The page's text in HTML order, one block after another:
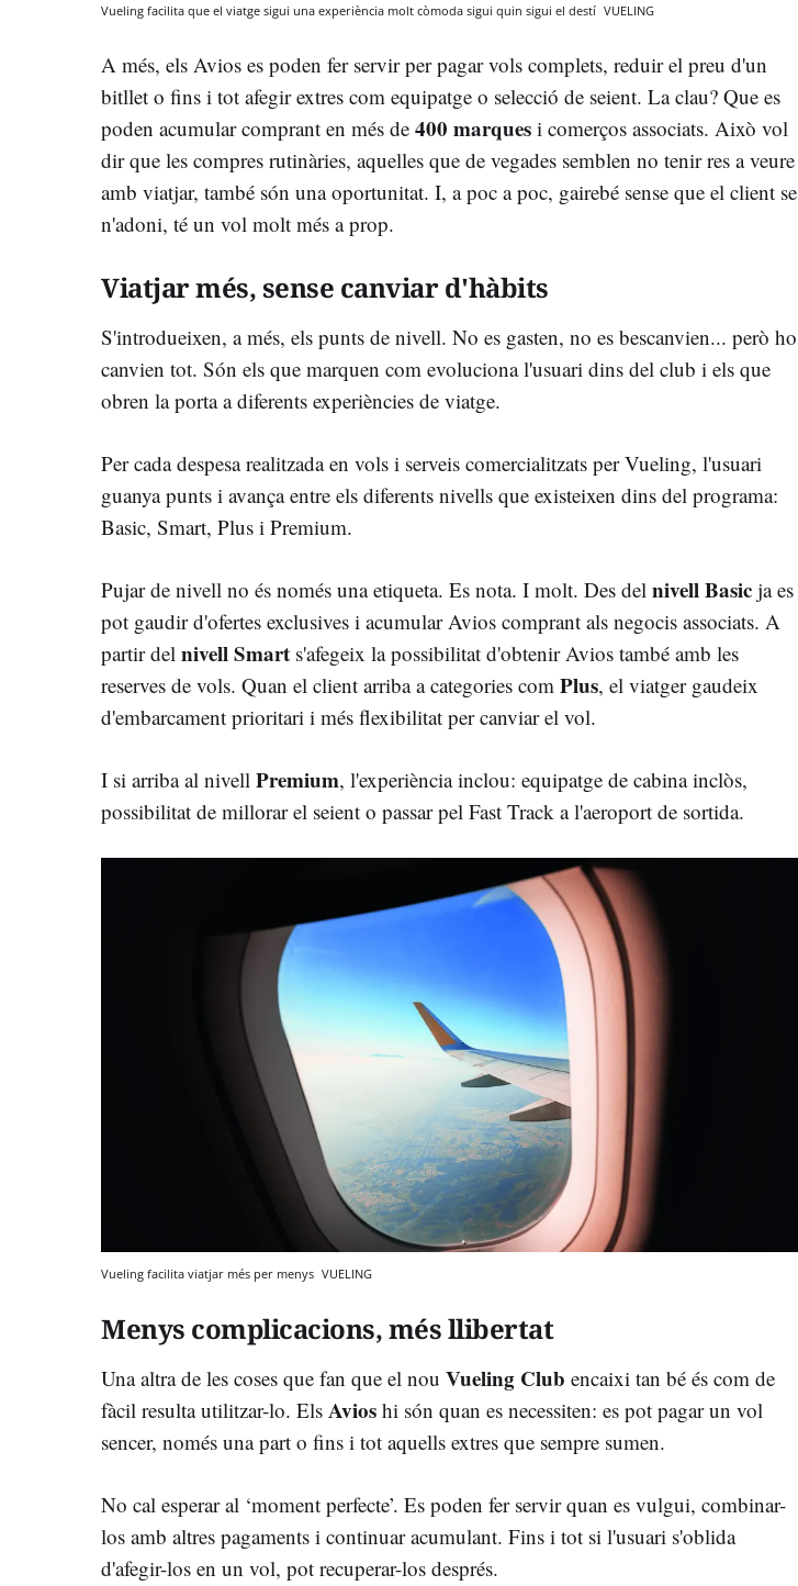
Vueling facilita que el viatge sigui una experiència molt còmoda sigui quin sigui el destí VUELING
A més, els Avios es poden fer servir per pagar vols complets, reduir el preu d'un
bitllet o fins i tot afegir extres com equipatge o selecció de seient. La clau? Que es
poden acumular comprant en més de 400 marques i comerços associats. Això vol
dir que les compres rutinàries, aquelles que de vegades semblen no tenir res a veure
amb viatjar, també són una oportunitat. I, a poc a poc, gairebé sense que el client se
n'adoni, té un vol molt més a prop.
Viatjar més, sense canviar d'hàbits
S'introdueixen, a més, els punts de nivell. No es gasten, no es bescanvien... però ho
canvien tot. Són els que marquen com evoluciona l'usuari dins del club i els que
obren la porta a diferents experiències de viatge.
Per cada despesa realitzada en vols i serveis comercialitzats per Vueling, l'usuari
guanya punts i avança entre els diferents nivells que existeixen dins del programa:
Basic, Smart, Plus i Premium.
Pujar de nivell no és només una etiqueta. Es nota. I molt. Des del nivell Basic ja es
pot gaudir d'ofertes exclusives i acumular Avios comprant als negocis associats. A
partir del nivell Smart s'afegeix la possibilitat d'obtenir Avios també amb les
reserves de vols. Quan el client arriba a categories com Plus, el viatger gaudeix
d'embarcament prioritari i més flexibilitat per canviar el vol.
I si arriba al nivell Premium, l'experiència inclou: equipatge de cabina inclòs,
possibilitat de millorar el seient o passar pel Fast Track a l'aeroport de sortida.
Vueling facilita viatjar més per menys VUELING
Menys complicacions, més llibertat
Una altra de les coses que fan que el nou Vueling Club encaixi tan bé és com de
fàcil resulta utilitzar-lo. Els Avios hi són quan es necessiten: es pot pagar un vol
sencer, només una part o fins i tot aquells extres que sempre sumen.
No cal esperar al ‘moment perfecte’. Es poden fer servir quan es vulgui, combinar-
los amb altres pagaments i continuar acumulant. Fins i tot si l'usuari s'oblida
d'afegir-los en un vol, pot recuperar-los després.